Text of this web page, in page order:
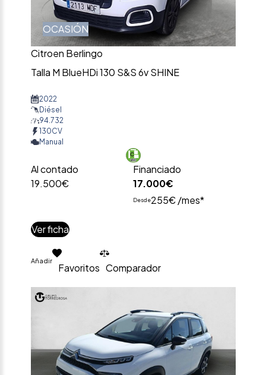
OCASIÓN
Citroen Berlingo
Talla M BlueHDi 130 S&S 6v SHINE
2022
Diésel
94.732
130CV
Manual
Al contado
19.500€
Financiado
17.000€
Desde255€ /mes*
Ver ficha
Añadir
Favoritos Comparador